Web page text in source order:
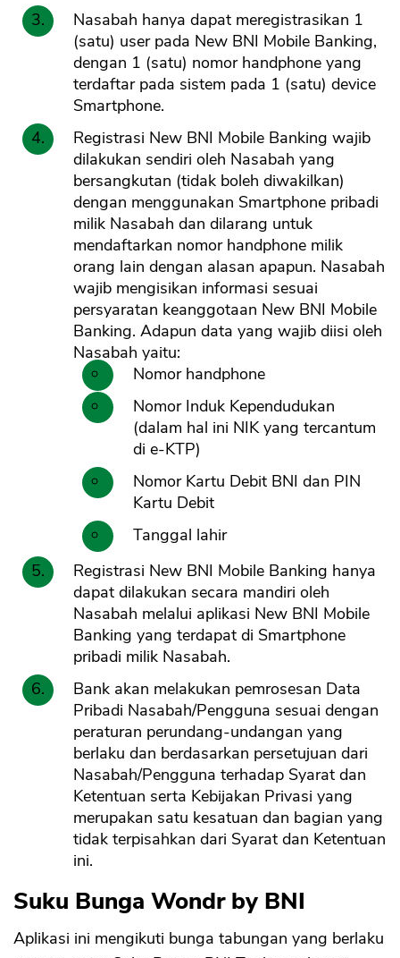
Nasabah hanya dapat meregistrasikan 1
(satu) user pada New BNI Mobile Banking,
dengan 1 (satu) nomor handphone yang
terdaftar pada sistem pada 1 (satu) device
Smartphone.
Registrasi New BNI Mobile Banking wajib
dilakukan sendiri oleh Nasabah yang
bersangkutan (tidak boleh diwakilkan)
dengan menggunakan Smartphone pribadi
milik Nasabah dan dilarang untuk
mendaftarkan nomor handphone milik
orang lain dengan alasan apapun. Nasabah
wajib mengisikan informasi sesuai
persyaratan keanggotaan New BNI Mobile
Banking. Adapun data yang wajib diisi oleh
Nasabah yaitu:
Nomor handphone
Nomor Induk Kependudukan
(dalam hal ini NIK yang tercantum
di e-KTP)
Nomor Kartu Debit BNI dan PIN
Kartu Debit
Tanggal lahir
Registrasi New BNI Mobile Banking hanya
dapat dilakukan secara mandiri oleh
Nasabah melalui aplikasi New BNI Mobile
Banking yang terdapat di Smartphone
pribadi milik Nasabah.
Bank akan melakukan pemrosesan Data
Pribadi Nasabah/Pengguna sesuai dengan
peraturan perundang-undangan yang
berlaku dan berdasarkan persetujuan dari
Nasabah/Pengguna terhadap Syarat dan
Ketentuan serta Kebijakan Privasi yang
merupakan satu kesatuan dan bagian yang
tidak terpisahkan dari Syarat dan Ketentuan
ini.
Suku Bunga Wondr by BNI
Aplikasi ini mengikuti bunga tabungan yang berlaku